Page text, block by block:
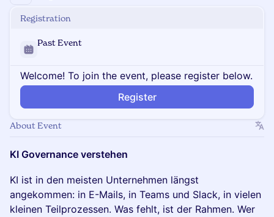
Registration
Past Event
Welcome! To join the event, please register below.
Register
About Event
KI Governance verstehen
KI ist in den meisten Unternehmen längst
angekommen: in E-Mails, in Teams und Slack, in vielen
kleinen Teilprozessen. Was fehlt, ist der Rahmen. Wer